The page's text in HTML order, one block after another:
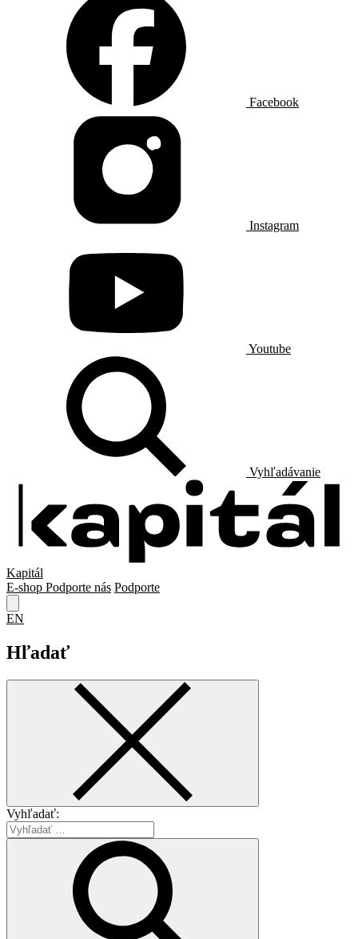
Facebook
Instagram
Youtube
Vyhľadávanie
Kapitál
E-shop Podporte nás Podporte
EN
Hľadať
Vyhľadať: